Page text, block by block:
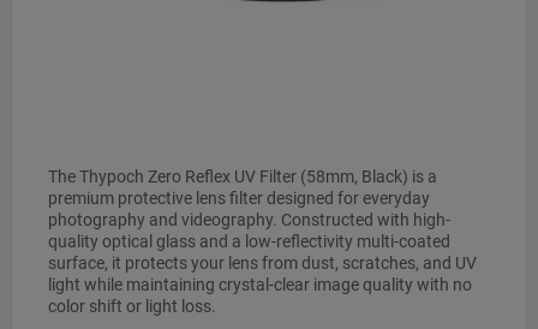
The Thypoch Zero Reflex UV Filter (58mm, Black) is a
premium protective lens filter designed for everyday
photography and videography. Constructed with high-
quality optical glass and a low-reflectivity multi-coated
surface, it protects your lens from dust, scratches, and UV
light while maintaining crystal-clear image quality with no
color shift or light loss.